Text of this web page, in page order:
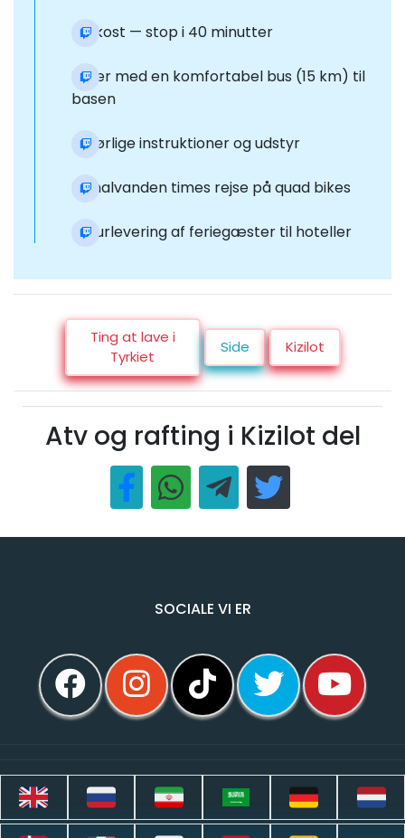
Frokost — stop i 40 minutter
Kører med en komfortabel bus (15 km) til
basen
Udførlige instruktioner og udstyr
En halvanden times rejse på quad bikes
Returlevering af feriegæster til hoteller
Ting at lave i
Tyrkiet
Side Kizilot
Atv og rafting i Kizilot del
SOCIALE VI ER